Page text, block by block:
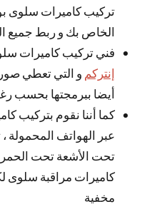
تركيب كاميرات سلوى
الخاص بك و ربط جميع
فني تركيب كاميرات
إنتركم و التي تعطي
أيضا ببرمجتها بحسب
كما أننا نقوم بتركيب
عبر الهواتف المحمولة
تحت الأشعة تحت
كاميرات مراقبة سلوى
مخفية